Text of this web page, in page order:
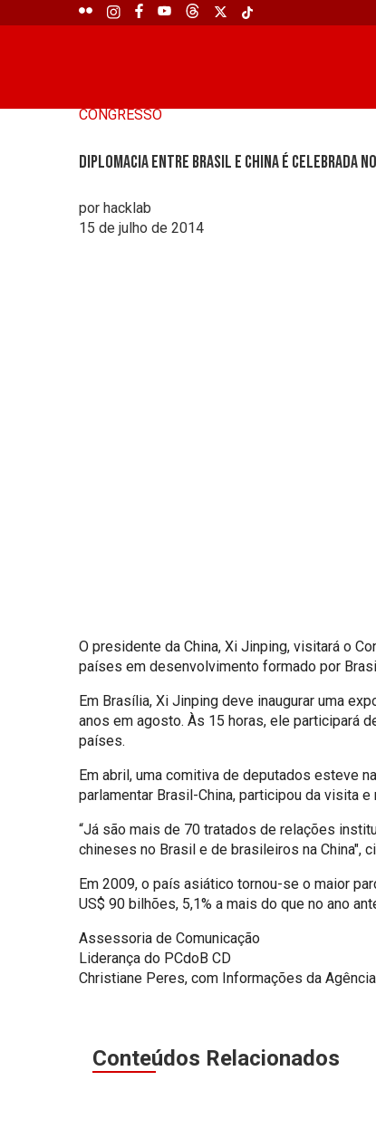
CONGRESSO
Diplomacia entre Brasil e China é celebrada
por hacklab
15 de julho de 2014
O presidente da China, Xi Jinping, visitará o
países em desenvolvimento formado por
Em Brasília, Xi Jinping deve inaugurar uma
anos em agosto. Às 15 horas, ele participará
países.
Em abril, uma comitiva de deputados esteve
parlamentar Brasil-China, participou da visita
“Já são mais de 70 tratados de relações
chineses no Brasil e de brasileiros na China",
Em 2009, o país asiático tornou-se o maior
US$ 90 bilhões, 5,1% a mais do que no ano
Assessoria de Comunicação
Liderança do PCdoB CD
Christiane Peres, com Informações da
Conteúdos Relacionados